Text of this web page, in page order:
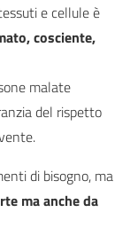
e cellule è
cosciente,
malate
del rispetto
di bisogno, ma
ma anche da